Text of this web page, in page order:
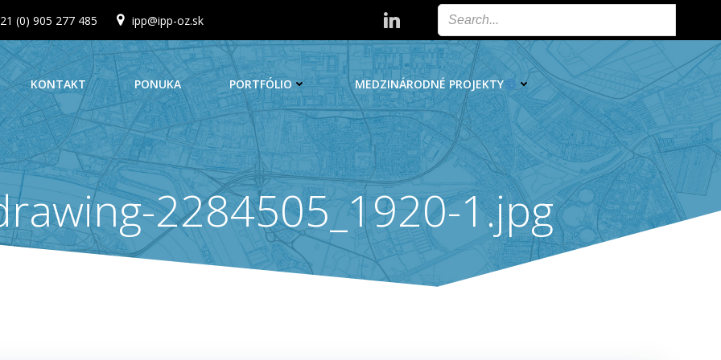
(0) 905 277 485 ipp@ipp-oz.sk
KONTAKT PONUKA PORTFÓLIO MEDZINÁRODNÉ PROJEKTY
2284505_1920-1.jpg